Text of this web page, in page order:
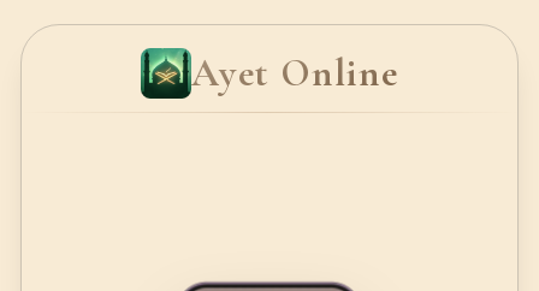
Ayet Online